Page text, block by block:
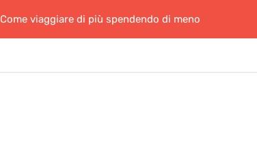
Come viaggiare di più spendendo di meno